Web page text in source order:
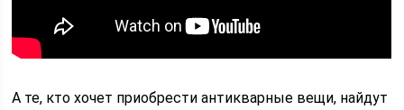
А те, кто хочет приобрести антикварные вещи, найдут